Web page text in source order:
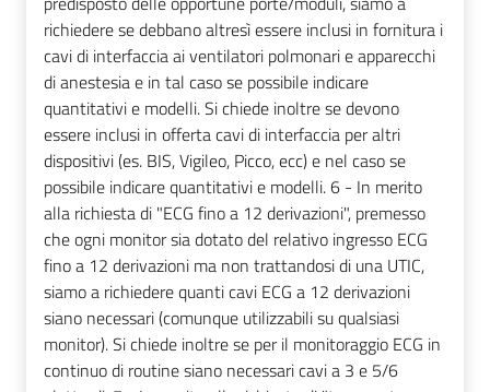
richiedere se debbano altresì essere inclusi in fornitura i
cavi di interfaccia ai ventilatori polmonari e apparecchi
di anestesia e in tal caso se possibile indicare
quantitativi e modelli. Si chiede inoltre se devono
essere inclusi in offerta cavi di interfaccia per altri
dispositivi (es. BIS, Vigileo, Picco, ecc) e nel caso se
possibile indicare quantitativi e modelli. 6 - In merito
alla richiesta di "ECG fino a 12 derivazioni", premesso
che ogni monitor sia dotato del relativo ingresso ECG
fino a 12 derivazioni ma non trattandosi di una UTIC,
siamo a richiedere quanti cavi ECG a 12 derivazioni
siano necessari (comunque utilizzabili su qualsiasi
monitor). Si chiede inoltre se per il monitoraggio ECG in
continuo di routine siano necessari cavi a 3 e 5/6